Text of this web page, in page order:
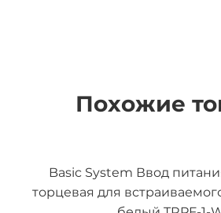
Похожие
Basic System Ввод
торцевая для